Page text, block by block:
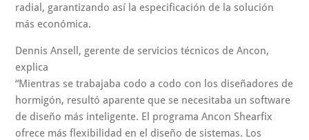
radial, garantizando así la especificación de la solución
más económica.
Dennis Ansell, gerente de servicios técnicos de Ancon,
explica
“Mientras se trabajaba codo a codo con los diseñadores de
hormigón, resultó aparente que se necesitaba un software
de diseño más inteligente. El programa Ancon Shearfix
ofrece más flexibilidad en el diseño de sistemas. Los